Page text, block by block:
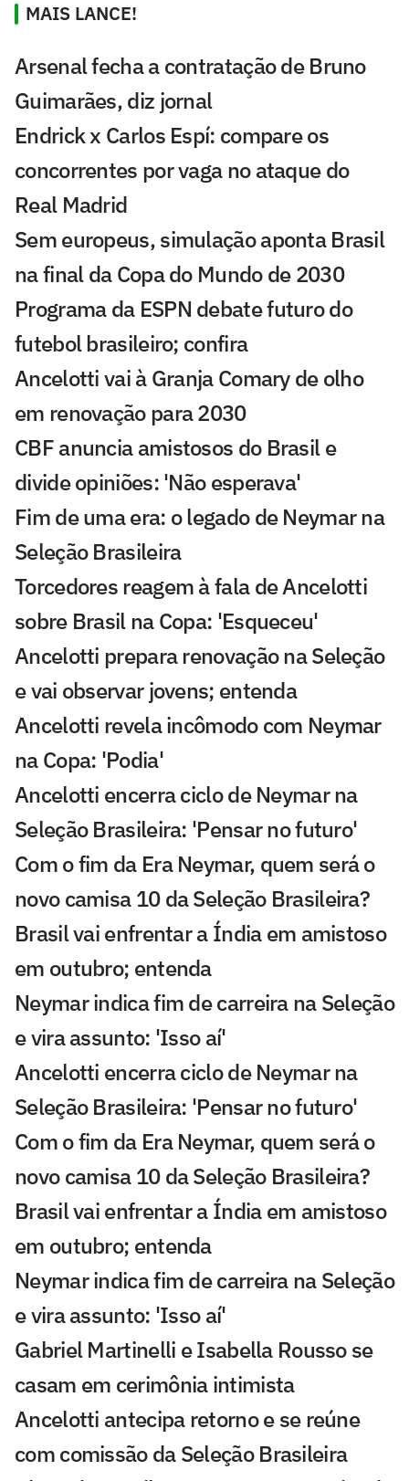
MAIS LANCE!
Arsenal fecha a contratação de Bruno
Guimarães, diz jornal
Endrick x Carlos Espí: compare os
concorrentes por vaga no ataque do
Real Madrid
Sem europeus, simulação aponta Brasil
na final da Copa do Mundo de 2030
Programa da ESPN debate futuro do
futebol brasileiro; confira
Ancelotti vai à Granja Comary de olho
em renovação para 2030
CBF anuncia amistosos do Brasil e
divide opiniões: 'Não esperava'
Fim de uma era: o legado de Neymar na
Seleção Brasileira
Torcedores reagem à fala de Ancelotti
sobre Brasil na Copa: 'Esqueceu'
Ancelotti prepara renovação na Seleção
e vai observar jovens; entenda
Ancelotti revela incômodo com Neymar
na Copa: 'Podia'
Ancelotti encerra ciclo de Neymar na
Seleção Brasileira: 'Pensar no futuro'
Com o fim da Era Neymar, quem será o
novo camisa 10 da Seleção Brasileira?
Brasil vai enfrentar a Índia em amistoso
em outubro; entenda
Neymar indica fim de carreira na Seleção
e vira assunto: 'Isso aí'
Ancelotti encerra ciclo de Neymar na
Seleção Brasileira: 'Pensar no futuro'
Com o fim da Era Neymar, quem será o
novo camisa 10 da Seleção Brasileira?
Brasil vai enfrentar a Índia em amistoso
em outubro; entenda
Neymar indica fim de carreira na Seleção
e vira assunto: 'Isso aí'
Gabriel Martinelli e Isabella Rousso se
casam em cerimônia intimista
Ancelotti antecipa retorno e se reúne
com comissão da Seleção Brasileira